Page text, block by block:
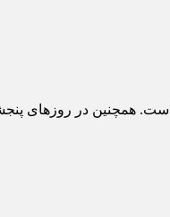
زمان خدمت‌رسانی به مشتریان در شعب بانک‌ها در روزهای شنبه تا چهارشنبه از ساعت ۷:۳۰ تا ۱۳:۳۰ و